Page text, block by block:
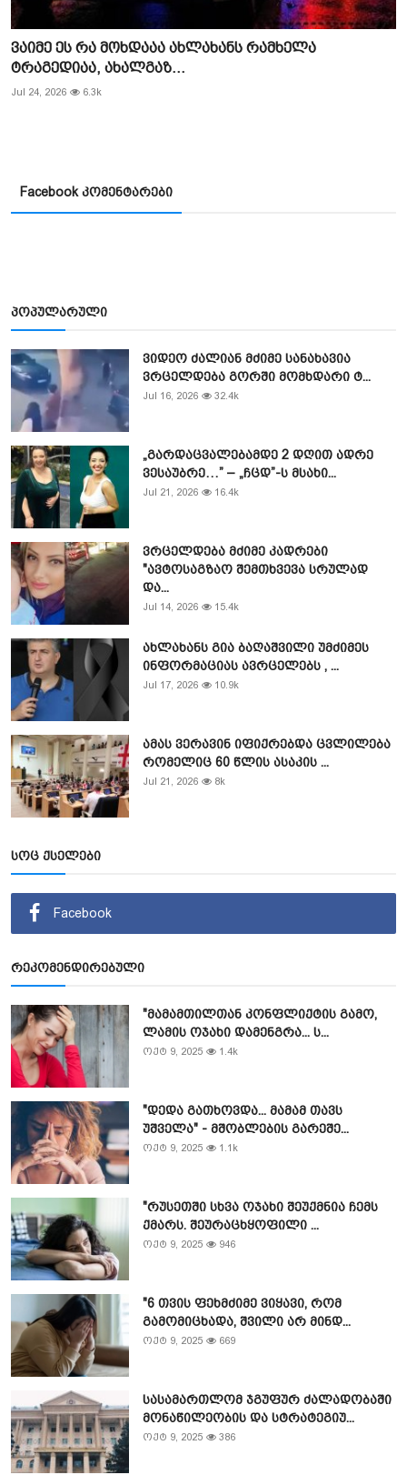
ვაიმე ეს რა მოხდააა ახლახანს რამხელა
ტრაგედიაა, ახალგაზ...
Jul 24, 2026 6.3k
Facebook კომენტარები
პოპულარული
ვიდეო ძალიან მძიმე სანახავია
ვრცელდება გორში მომხდარი ტ...
Jul 16, 2026 32.4k
„გარდაცვალებამდე 2 დღით ადრე
ვესაუბრე…” – „ჩცდ”-ს მსახი...
Jul 21, 2026 16.4k
ვრცელდება მძიმე კადრები
"ავტოსაგზაო შემთხვევა სრულად
და...
Jul 14, 2026 15.4k
ახლახანს გია ბაღაშვილი უმძიმეს
ინფორმაციას ავრცელებს , ...
Jul 17, 2026 10.9k
ამას ვერავინ იფიქრებდა ცვლილება
რომელიც 60 წლის ასაკის ...
Jul 21, 2026 8k
სოც ქსელები
Facebook
რეკომენდირებული
"მამამთილთან კონფლიქტის გამო,
ლამის ოჯახი დამენგრა... ს...
ოქტ 9, 2025 1.4k
"დედა გათხოვდა... მამამ თავს
უშველა" - მშობლების გარეშე...
ოქტ 9, 2025 1.1k
"რუსეთში სხვა ოჯახი შეუქმნია ჩემს
ქმარს. შეურაცხყოფილი ...
ოქტ 9, 2025 946
"6 თვის ფეხმძიმე ვიყავი, რომ
გამომიცხადა, შვილი არ მინდ...
ოქტ 9, 2025 669
სასამართლომ ჯგუფურ ძალადობაში
მონაწილეობის და სტრატეგიუ...
ოქტ 9, 2025 386